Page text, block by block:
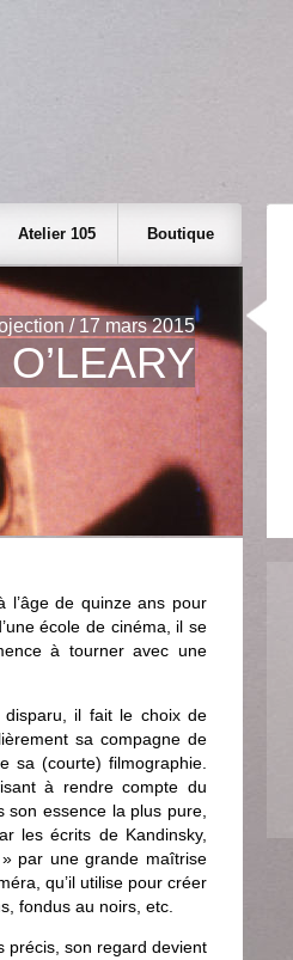
Atelier 105 Boutique
/ 17 mars 2015
l’âge de quinze ans pour
école de cinéma, il se
à tourner avec une
disparu, il fait le choix de
sa compagne de
sa (courte) filmographie.
à rendre compte du
essence la plus pure,
les écrits de Kandinsky,
par une grande maîtrise
qu’il utilise pour créer
fondus au noirs, etc.
précis, son regard devient